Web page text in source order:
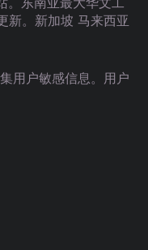
新。新加坡 马来西亚
用户敏感信息。用户